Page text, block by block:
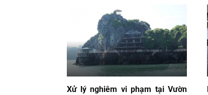
Xử lý nghiêm vi phạm tại Vườn